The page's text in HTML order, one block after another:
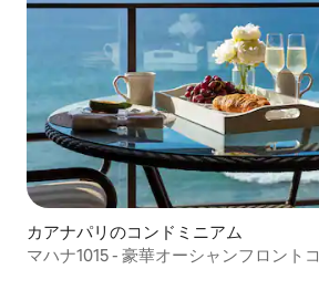
カアナパリのコンドミニアム
マハナ1015 - 豪華オーシャンフロント